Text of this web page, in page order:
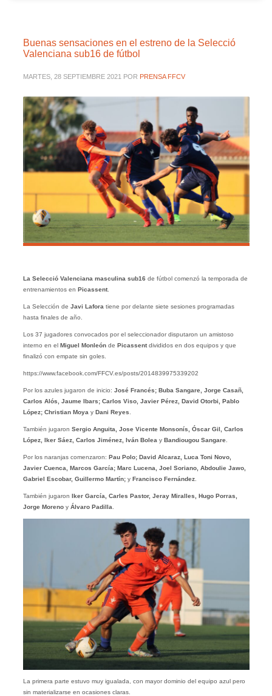
Buenas sensaciones en el estreno de la Selecció
Valenciana sub16 de fútbol
MARTES, 28 SEPTIEMBRE 2021 POR PRENSA FFCV
La Selecció Valenciana masculina sub16 de fútbol comenzó la temporada de
entrenamientos en Picassent.
La Selección de Javi Lafora tiene por delante siete sesiones programadas
hasta finales de año.
Los 37 jugadores convocados por el seleccionador disputaron un amistoso
interno en el Miguel Monleónde Picassentdivididos en dos equipos y que
finalizó con empate sin goles.
https://www.facebook.com/FFCV.es/posts/2014839975339202
Por los azules jugaron de inicio: José Francés; Buba Sangare, Jorge Casañ,
Carlos Alós, Jaume Ibars; Carlos Viso, Javier Pérez, David Otorbi, Pablo
López; Christian Moya yDani Reyes
También jugaron Sergio Anguita, Jose Vicente Monsonís, Óscar Gil, Carlos
López, Iker Sáez, Carlos Jiménez, Iván Bolea yBandiougou Sangare.
Por los naranjas comenzaron: Pau Polo; David Alcaraz, Luca Toni Novo,
Javier Cuenca, Marcos García; Marc Lucena, Joel Soriano, Abdoulie Jawo,
Gabriel Escobar, Guillermo Martín; y Francisco Fernández.
También jugaron Iker García, Carles Pastor, Jeray Miralles, Hugo Porras,
Jorge Moreno yÁlvaro Padilla
La primera parte estuvo muy igualada, con mayor dominio del equipo azul pero
sin materializarse en ocasiones claras.